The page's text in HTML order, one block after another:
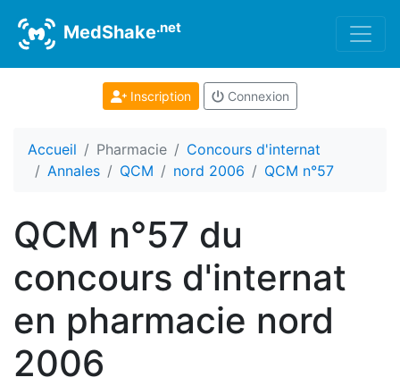
MedShake.net
Inscription Connexion
Accueil Pharmacie
Concours d'internat
Annales
QCM nord 2006 QCM n°57
QCM n°57 du
concours d'internat
en pharmacie nord
2006